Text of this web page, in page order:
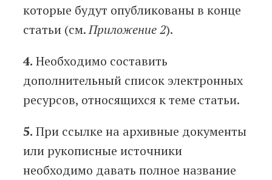
которые будут опубликованы в конце
статьи (см.Приложение 2).
4. Необходимо составить
дополнительный список электронных
ресурсов, относящихся к теме статьи.
5. При ссылке на архивные документы
или рукописные источники
необходимо давать полное название